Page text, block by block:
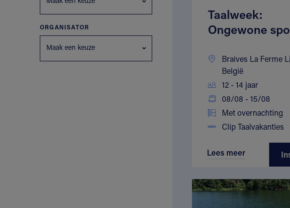
ORGANISATOR
Maak een keuze
Taalweek:
Ongewone
Braives La Ferme
België
12 - 14 jaar
08/08 - 15/08
Met overnachting
Clip Taalvakanties
Lees meer